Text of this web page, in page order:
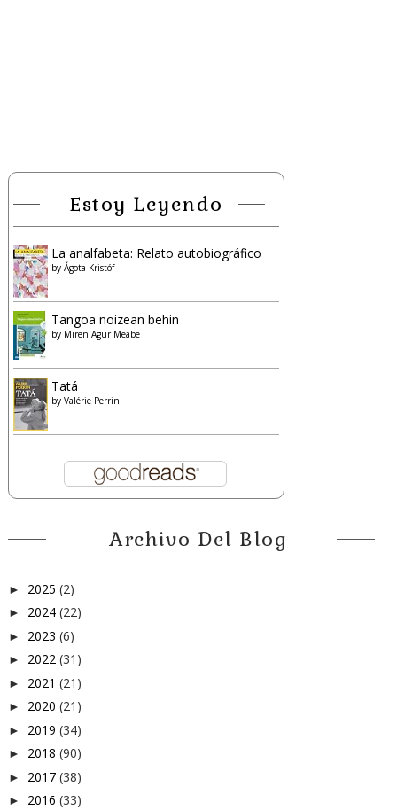
Estoy Leyendo
La analfabeta: Relato autobiográfico
by Ágota Kristóf
Tangoa noizean behin
by Miren Agur Meabe
Tatá
by Valérie Perrin
Archivo Del Blog
► 2025 (2)
► 2024 (22)
► 2023 (6)
► 2022 (31)
► 2021 (21)
► 2020 (21)
► 2019 (34)
► 2018 (90)
► 2017 (38)
► 2016 (33)